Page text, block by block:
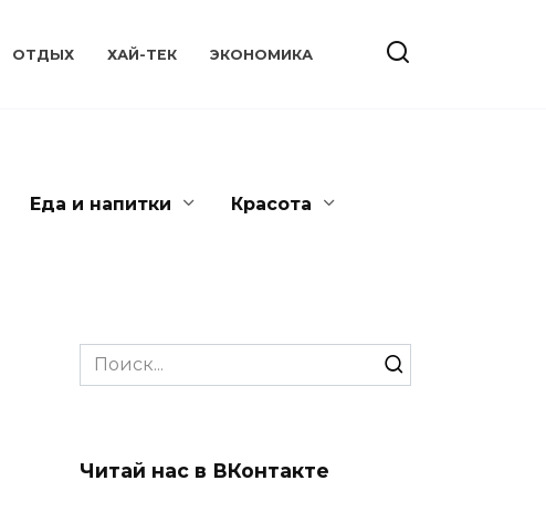
ОТДЫХ ХАЙ-ТЕК ЭКОНОМИКА
Еда и напитки Красота
Search
for:
Читай нас в ВКонтакте